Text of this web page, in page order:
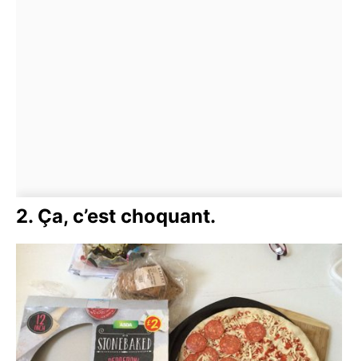
2. Ça, c’est choquant.